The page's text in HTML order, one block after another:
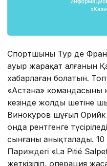
Спортшының Тур де
ауыр жарақат алғанын
хабарлаған болатын.
«Астана» командасының
кезінде жолдың шетіне
Винокуров шұғыл Орийк
онда рентгенге
сынғаны анықталады. 10
Париждегі «La Pitié
жеткізіліп, операция